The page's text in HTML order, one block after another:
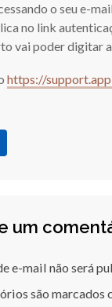
o seu e-
no link
vai poder digitar
https://
um
e-mail não será
são marcados